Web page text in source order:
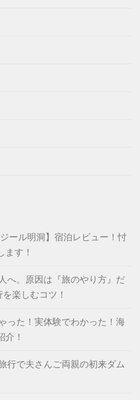
ール明洞】宿泊レビュー！忖
ます！
へ。原因は『旅のやり方』だ
楽しむコツ！
った！実体験でわかった！海
介！
行で夫さんご両親の初来ダム